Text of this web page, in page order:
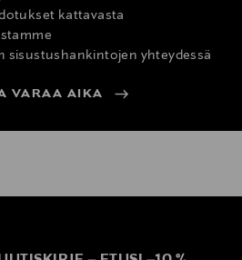
kattavasta
sisustushankintojen yhteydessä
VARAA AIKA